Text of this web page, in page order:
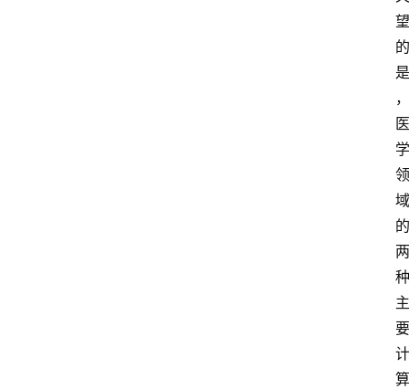
望
的
是
，
医
学
领
域
的
两
种
主
要
计
算